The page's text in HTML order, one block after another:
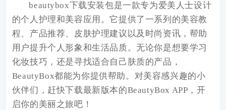
beautybox下载安装包是一款专为爱美人士设计
的个人护理和美容应用。它提供了一系列的美容教
程、产品推荐、皮肤护理建议以及时尚资讯，帮助
用户提升个人形象和生活品质。无论你是想要学习
化妆技巧，还是寻找适合自己肤质的产品，
BeautyBox都能为你提供帮助。对美容感兴趣的小
伙伴们，赶快下载最新版本的BeautyBox APP，开
启你的美丽之旅吧！